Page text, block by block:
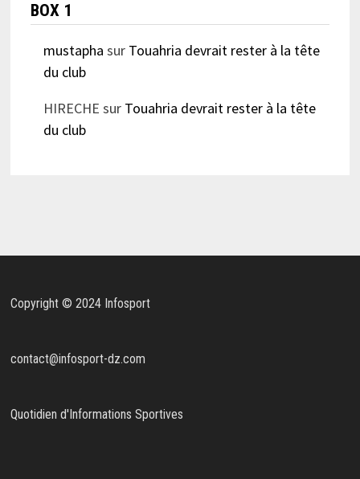
BOX 1
mustapha sur Touahria devrait rester à la tête
du club
HIRECHE sur Touahria devrait rester à la tête
du club
Copyright © 2024 Infosport
contact@infosport-dz.com
Quotidien d'Informations Sportives